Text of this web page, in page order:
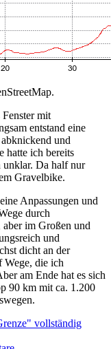
mit
entstand eine
und
hatte ich bereits
unklar. Da half nur
Gravelbike.
Anpassungen und
durch
im Großen und
und
dicht an der
Wege, die ich
am Ende hat es sich
90 km mit ca. 1.200
vollständig